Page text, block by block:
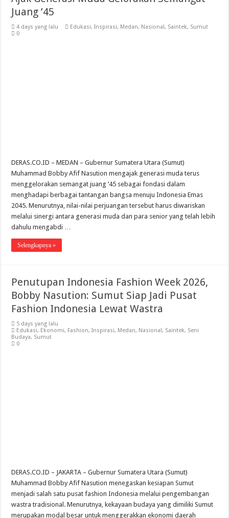
Juang ’45
4 days yang lalu Edukasi,Inspirasi, Medan, Nasional, Saintek, Sumut
0
DERAS.CO.ID – MEDAN – Gubernur Sumatera Utara (Sumut)
Muhammad Bobby Afif Nasution mengajak generasi muda terus
menggelorakan semangat juang ’45 sebagai fondasi dalam
menghadapi berbagai tantangan bangsa menuju Indonesia Emas
2045. Menurutnya, nilai-nilai perjuangan tersebut harus diwariskan
melalui sinergi antara generasi muda dan para senior yang telah lebih
dahulu mengabdi …
Selengkapnya »
Penutupan Indonesia Fashion Week 2026,
Bobby Nasution: Sumut Siap Jadi Pusat
Fashion Indonesia Lewat Wastra
5 days yang lalu
Edukasi, Ekonomi, Fashion,Inspirasi, Medan, Nasional, Saintek, Seni
Budaya, Sumut
0
DERAS.CO.ID – JAKARTA – Gubernur Sumatera Utara (Sumut)
Muhammad Bobby Afif Nasution menegaskan kesiapan Sumut
menjadi salah satu pusat fashion Indonesia melalui pengembangan
wastra tradisional. Menurutnya, kekayaan budaya yang dimiliki Sumut
merupakan modal besar untuk menggerakkan ekonomi daerah